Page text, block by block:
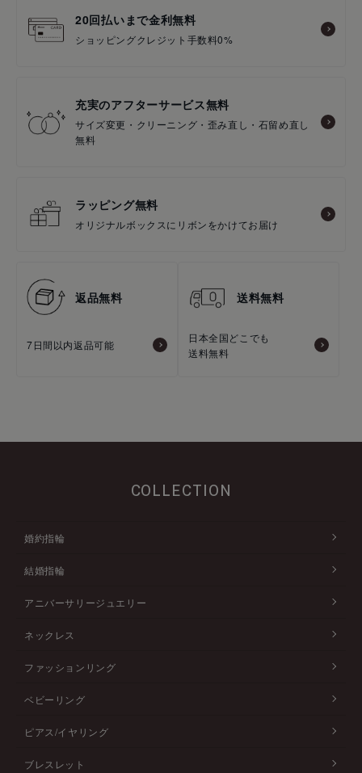
20回払いまで金利無料
ショッピングクレジット手数料0%
充実のアフターサービス無料
サイズ変更・クリーニング・歪み直し・石留め直し
無料
ラッピング無料
オリジナルボックスにリボンをかけてお届け
返品無料
7日間以内返品可能
送料無料
日本全国どこでも
送料無料
COLLECTION
婚約指輪
結婚指輪
アニバーサリージュエリー
ネックレス
ファッションリング
ベビーリング
ピアス/イヤリング
ブレスレット